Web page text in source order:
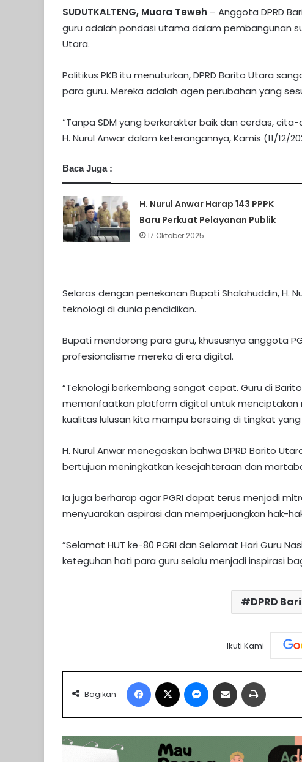
SUDUTKALTENG, Muara Teweh – Anggota DPRD
guru adalah pondasi utama dalam pembangunan
Utara.
Politikus PKB itu menuturkan, DPRD Barito Utara
para guru. Mereka adalah agen perubahan yang
“Tanpa SDM yang berkarakter baik dan cerdas,
H. Nurul Anwar dalam keterangannya, Kamis (11/12/
Baca Juga :
H. Nurul Anwar Harap 143 PPPK
Baru Perkuat Pelayanan Publik
17 Oktober 2025
Selaras dengan penekanan Bupati Shalahuddin, H.
teknologi di dunia pendidikan.
Bupati mendorong para guru, khususnya anggota
profesionalisme mereka di era digital.
“Teknologi berkembang sangat cepat. Guru di
memanfaatkan platform digital untuk
kualitas lulusan kita mampu bersaing di tingkat yang
H. Nurul Anwar menegaskan bahwa DPRD Barito
bertujuan meningkatkan kesejahteraan dan
Ia juga berharap agar PGRI dapat terus menjadi
menyuarakan aspirasi dan memperjuangkan hak-
​”Selamat HUT ke-80 PGRI dan Selamat Hari Guru
keteguhan hati para guru selalu menjadi inspirasi
DPRD
Ikuti Kami
Bagikan
Facebook Messenger
Share via Email